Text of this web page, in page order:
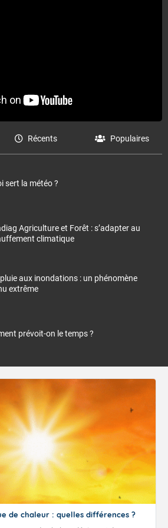
Récents Populaires
sert la météo ?
Agriculture et Forêt : s’adapter au
climatique
pluie aux inondations : un phénomène
extrême
prévoit-on le temps ?
de chaleur : quelles différences ?